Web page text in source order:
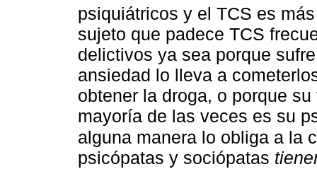
psiquiátricos y el TCS es
sujeto que padece TCS
delictivos ya sea porque
ansiedad lo lleva a
obtener la droga, o porque
mayoría de las veces es su
alguna manera lo obliga a la
psicópatas y sociópatas